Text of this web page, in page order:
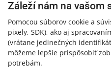
Záleží nám na vašom
Pomocou súborov cookie a
pixely, SDK), ako aj
(vrátane jedinečných
môžeme lepšie prispôsobiť
potrebám.
požiadavkám, čoskoro vám
nástroja na označovanie
vygenerovaných umelou